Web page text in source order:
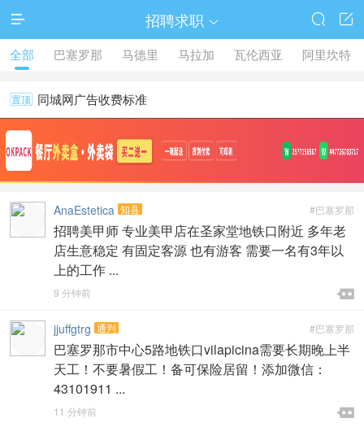
 招聘求职  

全部 巴塞罗那 马德里 马拉加 瓦伦西亚 阿里坎特
置顶 同城网广告收费标准
#巴塞罗那
AnaEstetica 知县
招聘美甲师 专业美甲店在圣家堂地铁口附近 多年老
店生意稳定 有固定客源 也有游客 需要一名有3年以
上的工作 ...

9 分钟前 
#巴塞罗那
jjuffgtrg 通判
巴塞罗那市中心5路地铁口vilapicina需要长期晚上半
天工！不要暑假工！备可保险居留！添加微信：
43101911 ...

11 分钟前 